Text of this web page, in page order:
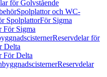
för Golvstående
Spolplattor och WC-
SpolplattorFör Sigma
För Sigma
Reservdelar för
Delta
För Delta
Reservdelar